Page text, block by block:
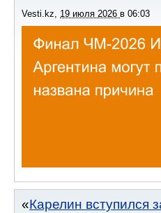
Vesti.kz 19 июля 2026 в 06:03
Карелин вступился